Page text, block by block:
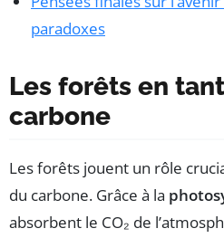
paradoxes
Les forêts en
carbone
Les forêts jouent un rôle
du carbone. Grâce à la
absorbent le CO₂ de